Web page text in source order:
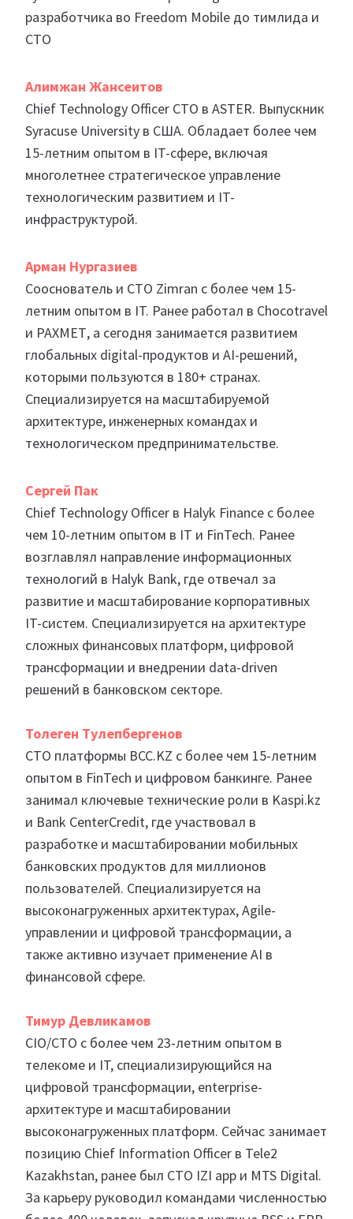
разработчика во Freedom Mobile до тимлида и
CTO
Алимжан Жансеитов
Chief Technology Officer CTO в ASTER. Выпускник
Syracuse University в США. Обладает более чем
15-летним опытом в IT-сфере, включая
многолетнее стратегическое управление
технологическим развитием и IT-
инфраструктурой.
Арман Нургазиев
Сооснователь и CTO Zimran с более чем 15-
летним опытом в IT. Ранее работал в Chocotravel
и РАХМЕТ, а сегодня занимается развитием
глобальных digital-продуктов и AI-решений,
которыми пользуются в 180+ странах.
Специализируется на масштабируемой
архитектуре, инженерных командах и
технологическом предпринимательстве.
Сергей Пак
Chief Technology Officer в Halyk Finance с более
чем 10-летним опытом в IT и FinTech. Ранее
возглавлял направление информационных
технологий в Halyk Bank, где отвечал за
развитие и масштабирование корпоративных
IT-систем. Специализируется на архитектуре
сложных финансовых платформ, цифровой
трансформации и внедрении data-driven
решений в банковском секторе.
Толеген Тулепбергенов
CTO платформы BCC.KZ с более чем 15-летним
опытом в FinTech и цифровом банкинге. Ранее
занимал ключевые технические роли в Kaspi.kz
и Bank CenterCredit, где участвовал в
разработке и масштабировании мобильных
банковских продуктов для миллионов
пользователей. Специализируется на
высоконагруженных архитектурах, Agile-
управлении и цифровой трансформации, а
также активно изучает применение AI в
финансовой сфере.
Тимур Девликамов
CIO/CTO с более чем 23-летним опытом в
телекоме и IT, специализирующийся на
цифровой трансформации, enterprise-
архитектуре и масштабировании
высоконагруженных платформ. Сейчас занимает
позицию Chief Information Officer в Tele2
Kazakhstan, ранее был CTO IZI app и MTS Digital.
За карьеру руководил командами численностью